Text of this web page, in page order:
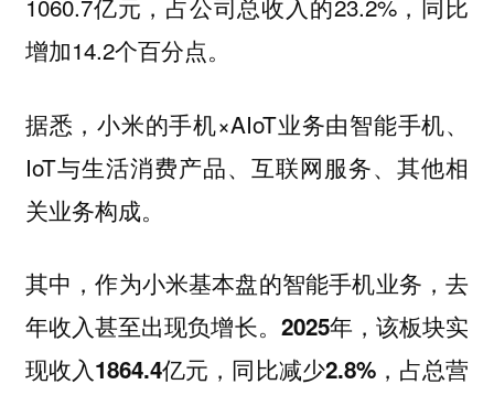
1060.7亿元，占公司总收入的23.2%，同比
增加14.2个百分点。
据悉，小米的手机×AIoT业务由智能手机、
IoT与生活消费产品、互联网服务、其他相
关业务构成。
其中，作为小米基本盘的智能手机业务，去
年收入甚至出现负增长。 2025年，该板块实
现收入1864.4亿元，同比减少2.8%，占总营